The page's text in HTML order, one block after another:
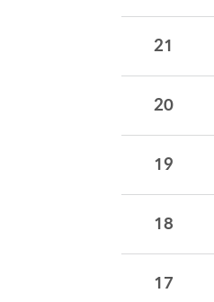
21
20
19
18
17